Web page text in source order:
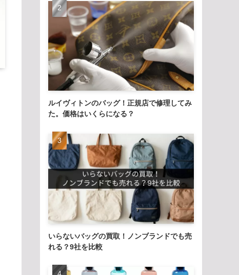
ルイヴィトンのバッグ！正規店で修理してみ
た。価格はいくらになる？
いらないバッグの買取！ノンブランドでも売
れる？9社を比較